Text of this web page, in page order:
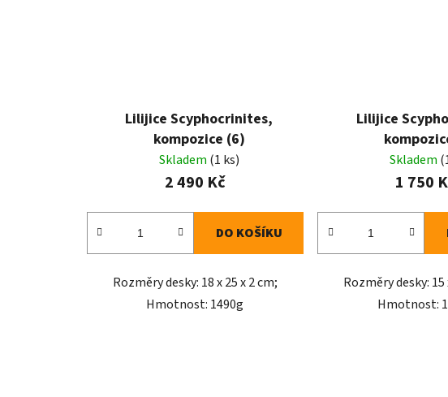
Lilijice Scyphocrinites,
kompozice (6)
Skladem (1 ks)
2 490 Kč
DO KOŠÍKU
Rozměry desky: 18 x 25 x 2 cm;
Hmotnost: 1490g
Lilijice
Skladem
1 750
Rozměry desky: 15
Hmotnost: